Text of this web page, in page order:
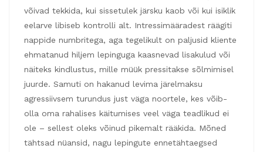
võivad tekkida, kui sissetulek järsku kaob või kui isiklik
eelarve libiseb kontrolli alt. Intressimääradest räägiti
nappide numbritega, aga tegelikult on paljusid kliente
ehmatanud hiljem lepinguga kaasnevad lisakulud või
näiteks kindlustus, mille müük pressitakse sõlmimisel
juurde. Samuti on hakanud levima järelmaksu
agressiivsem turundus just väga noortele, kes võib-
olla oma rahalises käitumises veel väga teadlikud ei
ole – sellest oleks võinud pikemalt rääkida. Mõned
tähtsad nüansid, nagu lepingute ennetähtaegsed